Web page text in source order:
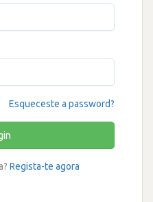
Esqueceste a password?
Regista-te agora